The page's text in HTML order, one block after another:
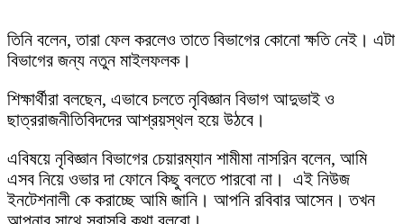
তিনি বলেন, তারা ফেল করলেও তাতে বিভাগের কোনো ক্ষতি নেই। এটা
বিভাগের জন্য নতুন মাইলফলক।
শিক্ষার্থীরা বলছেন, এভাবে চলতে নৃবিজ্ঞান বিভাগ আদুভাই ও
ছাত্ররাজনীতিবিদদের আশ্রয়স্থল হয়ে উঠবে।
এবিষয়ে নৃবিজ্ঞান বিভাগের চেয়ারম্যান শামীমা নাসরিন বলেন, আমি
এসব নিয়ে ওভার দা ফোনে কিছু বলতে পারবো না। এই নিউজ
ইনটেশনালী কে করাচ্ছে আমি জানি। আপনি রবিবার আসেন। তখন